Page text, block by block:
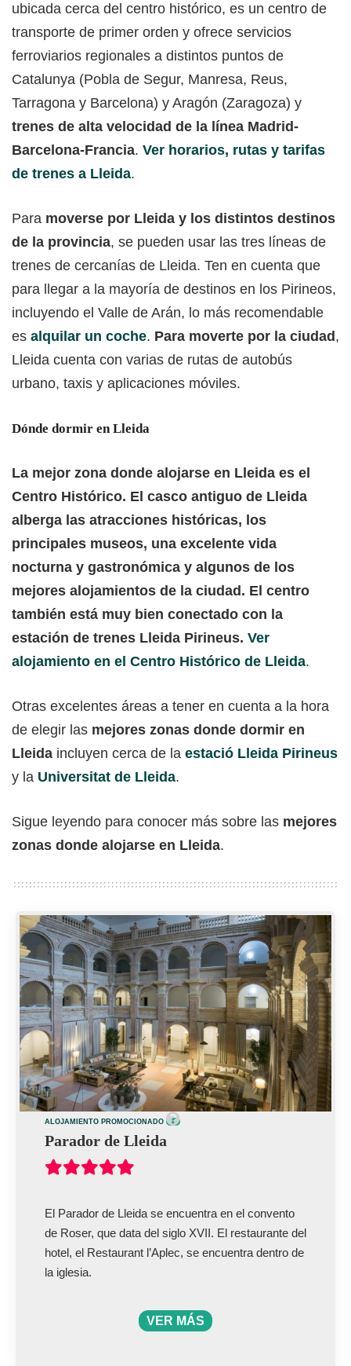
ubicada cerca del centro histórico, es un centro de
transporte de primer orden y ofrece servicios
ferroviarios regionales a distintos puntos de
Catalunya (Pobla de Segur, Manresa, Reus,
Tarragona y Barcelona) y Aragón (Zaragoza) y
trenes de alta velocidad de la línea Madrid-
Barcelona-Francia. Ver horarios, rutas y tarifas
de trenes a Lleida.
Para moverse por Lleida y los distintos destinos
de la provincia, se pueden usar las tres líneas de
trenes de cercanías de Lleida. Ten en cuenta que
para llegar a la mayoría de destinos en los Pirineos,
incluyendo el Valle de Arán, lo más recomendable
es alquilar un coche. Para moverte por la ciudad ,
Lleida cuenta con varias de rutas de autobús
urbano, taxis y aplicaciones móviles.
Dónde dormir en Lleida
La mejor zona donde alojarse en Lleida es el
Centro Histórico. El casco antiguo de Lleida
alberga las atracciones históricas, los
principales museos, una excelente vida
nocturna y gastronómica y algunos de los
mejores alojamientos de la ciudad. El centro
también está muy bien conectado con la
estación de trenes Lleida Pirineus. Ver
alojamiento en el Centro Histórico de Lleida.
Otras excelentes áreas a tener en cuenta a la hora
de elegir las mejores zonas donde dormir en
Lleida incluyen cerca de la estació Lleida Pirineus
y la Universitat de Lleida.
Sigue leyendo para conocer más sobre las mejores
zonas donde alojarse en Lleida.
ALOJAMIENTO PROMOCIONADO
Parador de Lleida
El Parador de Lleida se encuentra en el convento
de Roser, que data del siglo XVII. El restaurante del
hotel, el Restaurant l’Aplec, se encuentra dentro de
la iglesia.
VER MÁS